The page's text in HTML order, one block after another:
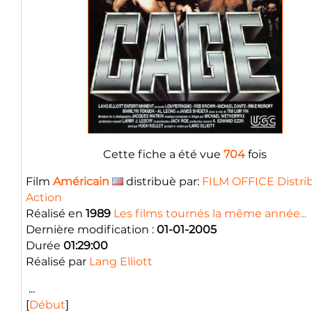
Cette fiche a été vue 704 fois
Film Américain distribuè par: FILM OFFICE
Action
Réalisé en 1989 Les films tournés la même année...
Dernière modification : 01-01-2005
Durée 01:29:00
Réalisé par Lang Elliott
...
[Début]